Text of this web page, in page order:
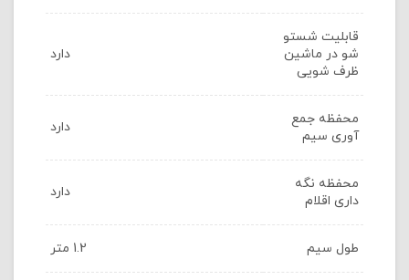
قابلیت شستو
شو در ماشین
ظرف شویی
دارد
محفظه جمع
آوری سیم
دارد
محفظه نگه
داری اقلام
دارد
طول سیم 1.2 متر